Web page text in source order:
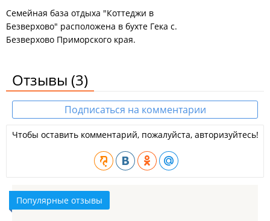
Семейная база отдыха "Коттеджи в
Безверхово" расположена в бухте Гека с.
Безверхово Приморского края.
Отзывы (3)
Подписаться на комментарии
Чтобы оставить комментарий, пожалуйста, авторизуйтесь!
Популярные отзывы